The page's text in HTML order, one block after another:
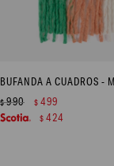
BUFANDA A CUADROS -
$990 $ 499
$ 424